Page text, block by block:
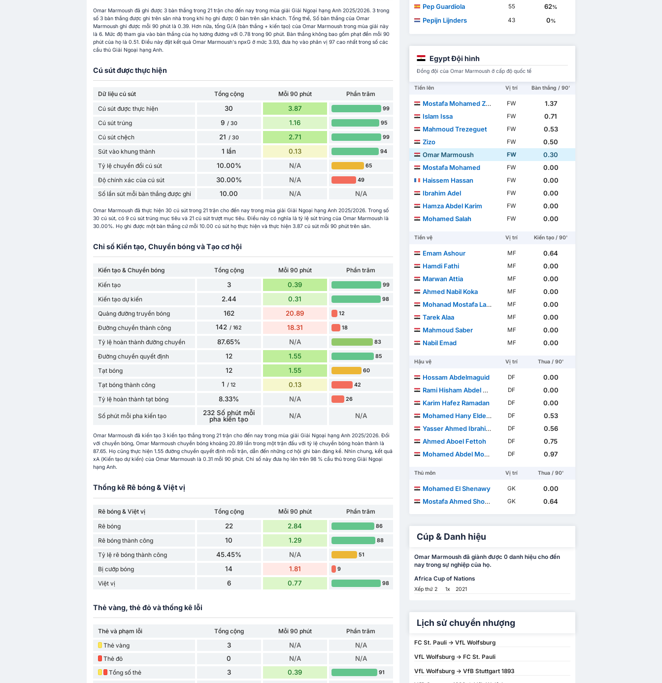
Omar Marmoush đã ghi được 3 bàn thắng trong 21 trận cho đến nay trong mùa giải Giải Ngoại hạng Anh 2025/2026. 3 trong
số 3 bàn thắng được ghi trên sân nhà trong khi họ ghi được 0 bàn trên sân khách. Tổng thể, Số bàn thắng của Omar
Marmoush ghi được mỗi 90 phút là 0.39. Hơn nữa, tổng G/A (bàn thắng + kiến tạo) của Omar Marmoush trong mùa giải này
là 6. Mức độ tham gia vào bàn thắng của họ tương đương với 0.78 trong 90 phút. Bàn thắng không bao gồm phạt đền mỗi 90
phút của họ là 0.51. Điều này đặt kết quả Omar Marmoush's npxG ở mức 3.93, đưa họ vào phân vị 97 cao nhất trong số các
cầu thủ Giải Ngoại hạng Anh.
Cú sút được thực hiện
Dữ liệu cú sút Tổng cộng Mỗi 90 phút
Phần trăm
Cú sút được thực hiện
30 3.87 99
Cú sút trúng 9 / 30 1.16 95
Cú sút chệch 21 / 30 2.71 99
Sút vào khung thành 1 lần 0.13 94
Tỷ lệ chuyển đổi cú sút 10.00% N/A 65
Độ chính xác của cú sút 30.00% N/A 49
Số lần sút mỗi bàn thắng được ghi 10.00 N/A N/A
Omar Marmoush đã thực hiện 30 cú sút trong 21 trận cho đến nay trong mùa giải Giải Ngoại hạng Anh 2025/2026. Trong số
30 cú sút, có 9 cú sút trúng mục tiêu và 21 cú sút trượt mục tiêu. Điều này có nghĩa là tỷ lệ sút trúng của Omar Marmoush là
30.00%. Họ ghi được một bàn thắng cứ mỗi 10.00 cú sút họ thực hiện và thực hiện 3.87 cú sút mỗi 90 phút trên sân.
Chỉ số Kiến tạo, Chuyền bóng và Tạo cơ hội
Kiến tạo & Chuyền bóng Tổng cộng Mỗi 90 phút
Phần trăm
Kiến tạo
3 0.39 99
Kiến tạo dự kiến 2.44 0.31 98
Quảng đường truyền bóng 162 20.89 12
Đường chuyền thành công 142 / 162 18.31 18
Tỷ lệ hoàn thành đường chuyền 87.65% N/A 83
Đường chuyền quyết định 12 1.55 85
Tạt bóng 12 1.55 60
Tạt bóng thành công 1 / 12 0.13 42
Tỷ lệ hoàn thành tạt bóng 8.33% N/A 26
Số phút mỗi pha kiến ​​tạo
232 Số phút mỗi
pha kiến ​​tạo
N/A N/A
Omar Marmoush đã kiến tạo 3 kiến tạo thắng trong 21 trận cho đến nay trong mùa giải Giải Ngoại hạng Anh 2025/2026. Đối
với chuyền bóng, Omar Marmoush chuyền bóng khoảng 20.89 lần trong một trận đấu với tỷ lệ chuyền bóng hoàn thành là
87.65. Họ cũng thực hiện 1.55 đường chuyền quyết định mỗi trận, dẫn đến những cơ hội ghi bàn đáng kể. Nhìn chung, kết quả
xA (Kiến tạo dự kiến) của Omar Marmoush là 0.31 mỗi 90 phút. Chỉ số này đưa họ lên trên 98 % cầu thủ trong Giải Ngoại
hạng Anh.
Thống kê Rê bóng & Việt vị
Rê bóng & Việt vị Tổng cộng Mỗi 90 phút
Phần trăm
Rê bóng
22 2.84 86
Rê bóng thành công 10 1.29 88
Tỷ lệ rê bóng thành công 45.45% N/A 51
Bị cướp bóng 14 1.81 9
Việt vị 6 0.77 98
Thẻ vàng, thẻ đỏ và thống kê lỗi
Thẻ và phạm lỗi Tổng cộng Mỗi 90 phút
Phần trăm
Thẻ vàng
3 N/A N/A
Thẻ đỏ 0 N/A N/A
Tổng số thẻ 3 0.39 91
Pep Guardiola 55 62%
Pepijn Lijnders 43 0%
Egypt Đội hình
Đồng đội của Omar Marmoush ở cấp độ quốc tế
Tiến lên Vị trí Bàn thắng / 90'
Mostafa Mohamed Zaki Abdelraouf FW
1.37
Islam Issa
FW
0.71
Mahmoud Trezeguet
FW
0.53
Zizo
FW
0.50
Omar Marmoush
FW
0.30
Mostafa Mohamed
FW
0.00
Haissem Hassan
FW
0.00
Ibrahim Adel
FW
0.00
Hamza Abdel Karim
FW
0.00
Mohamed Salah
FW 0.00
Tiền vệ Vị trí Kiến tạo / 90'
Emam Ashour MF
0.64
Hamdi Fathi
MF
0.00
Marwan Attia
MF
0.00
Ahmed Nabil Koka
MF
0.00
Mohanad Mostafa Lasheen
MF
0.00
Tarek Alaa
MF
0.00
Mahmoud Saber
MF
0.00
Nabil Emad
MF 0.00
Hậu vệ Vị trí Thua / 90'
Hossam Abdelmaguid DF
0.00
Rami Hisham Abdel Aziz Rabia
DF
0.00
Karim Hafez Ramadan
DF
0.00
Mohamed Hany Eldemerdash
DF
0.53
Yasser Ahmed Ibrahim El Hanafi
DF
0.56
Ahmed Aboel Fettoh
DF
0.75
Mohamed Abdel Monem
DF 0.97
Thủ môn Vị trí Thua / 90'
Mohamed El Shenawy GK
0.00
Mostafa Ahmed Shobeir
GK 0.64
Cúp & Danh hiệu
Omar Marmoush đã giành được 0 danh hiệu cho đến
nay trong sự nghiệp của họ.
Africa Cup of Nations
Xếp thứ 2 1x 2021
Lịch sử chuyển nhượng
FC St. Pauli -> VfL Wolfsburg
VfL Wolfsburg -> FC St. Pauli
VfL Wolfsburg -> VfB Stuttgart 1893